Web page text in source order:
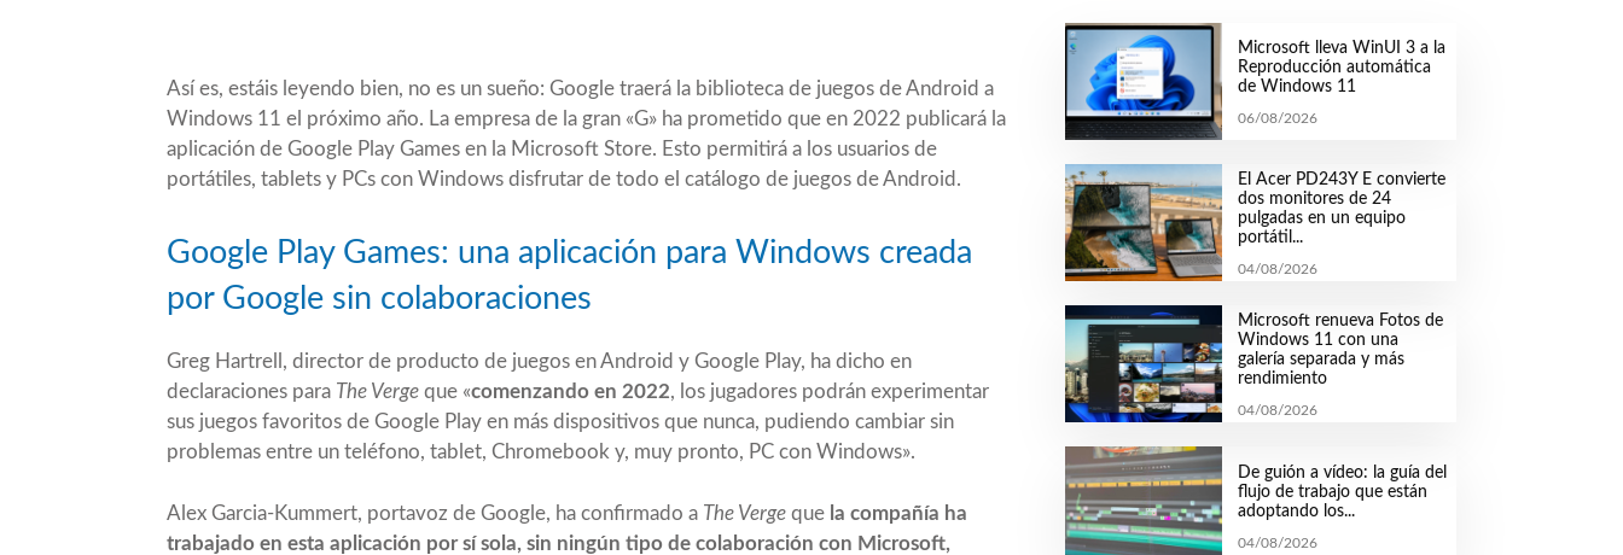
Así es, estáis leyendo bien, no es un sueño: Google traerá la biblioteca de juegos de Android a
Windows 11 el próximo año. La empresa de la gran «G» ha prometido que en 2022 publicará la
aplicación de Google Play Games en la Microsoft Store. Esto permitirá a los usuarios de
portátiles, tablets y PCs con Windows disfrutar de todo el catálogo de juegos de Android.
Google Play Games: una aplicación para Windows creada
por Google sin colaboraciones
Greg Hartrell, director de producto de juegos en Android y Google Play, ha dicho en
declaraciones para The Verge que «comenzando en 2022, los jugadores podrán experimentar
sus juegos favoritos de Google Play en más dispositivos que nunca, pudiendo cambiar sin
problemas entre un teléfono, tablet, Chromebook y, muy pronto, PC con Windows».
Alex Garcia-Kummert, portavoz de Google, ha confirmado a The Verge que la compañía ha
trabajado en esta aplicación por sí sola, sin ningún tipo de colaboración con Microsoft,
Microsoft lleva WinUI 3 a la
Reproducción automática
de Windows 11
06/08/2026
El Acer PD243Y E convierte
dos monitores de 24
pulgadas en un equipo
portátil...
04/08/2026
Microsoft renueva Fotos de
Windows 11 con una
galería separada y más
rendimiento
04/08/2026
De guión a vídeo: la guía del
flujo de trabajo que están
adoptando los...
04/08/2026